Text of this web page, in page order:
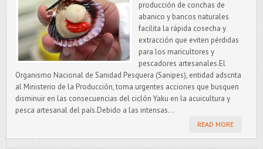
producción de conchas de
abanico y bancos naturales
facilita la rápida cosecha y
extracción que eviten pérdidas
para los maricultores y
pescadores artesanales.El
Organismo Nacional de Sanidad Pesquera (Sanipes), entidad adscrita
al Ministerio de la Producción, toma urgentes acciones que busquen
disminuir en las consecuencias del ciclón Yaku en la acuicultura y
pesca artesanal del país.Debido a las intensas...
READ MORE